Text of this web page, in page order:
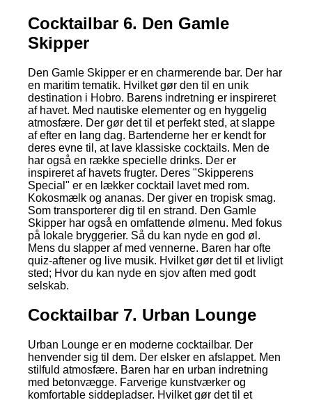
Cocktailbar 6. Den Gamle
Skipper
Den Gamle Skipper er en charmerende bar. Der har
en maritim tematik. Hvilket gør den til en unik
destination i Hobro. Barens indretning er inspireret
af havet. Med nautiske elementer og en hyggelig
atmosfære. Der gør det til et perfekt sted, at slappe
af efter en lang dag. Bartenderne her er kendt for
deres evne til, at lave klassiske cocktails. Men de
har også en række specielle drinks. Der er
inspireret af havets frugter. Deres "Skipperens
Special" er en lækker cocktail lavet med rom.
Kokosmælk og ananas. Der giver en tropisk smag.
Som transporterer dig til en strand. Den Gamle
Skipper har også en omfattende ølmenu. Med fokus
på lokale bryggerier. Så du kan nyde en god øl.
Mens du slapper af med vennerne. Baren har ofte
quiz-aftener og live musik. Hvilket gør det til et livligt
sted; Hvor du kan nyde en sjov aften med godt
selskab.
Cocktailbar 7. Urban Lounge
Urban Lounge er en moderne cocktailbar. Der
henvender sig til dem. Der elsker en afslappet. Men
stilfuld atmosfære. Baren har en urban indretning
med betonvægge. Farverige kunstværker og
komfortable siddepladser. Hvilket gør det til et